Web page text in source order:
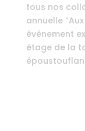
tous nos
annuelle
événement
étage de la